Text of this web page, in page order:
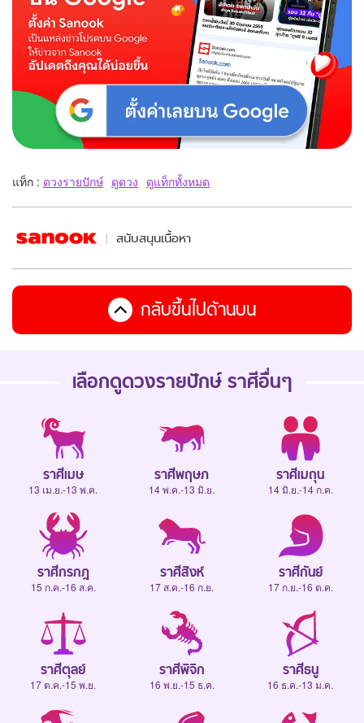
แท็ก : ดวงรายปักษ์ ดูดวง ดูแท็กทั้งหมด
สนับสนุนเนื้อหา
กลับขึ้นไปด้านบน
เลือกดูดวงรายปักษ์ราศีอื่นๆ
ราศีเมษ
13 เม.ย.-13 พ.ค.
ราศีพฤษภ
14 พ.ค.-13 มิ.ย.
ราศีเมถุน
14 มิ.ย.-14 ก.ค.
ราศีกรกฎ
15 ก.ค.-16 ส.ค.
ราศีสิงห์
17 ส.ค.-16 ก.ย.
ราศีกันย์
17 ก.ย.-16 ต.ค.
ราศีตุลย์
17 ต.ค.-15 พ.ย.
ราศีพิจิก
16 พ.ย.-15 ธ.ค.
ราศีธนู
16 ธ.ค.-13 ม.ค.